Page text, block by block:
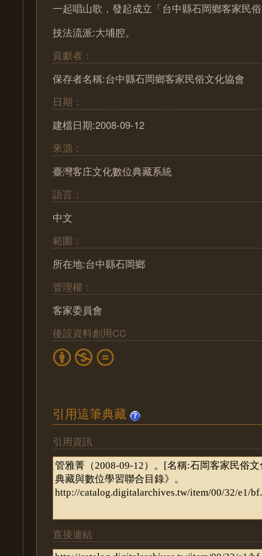
一起唱山歌，發起成立「台中縣石岡鄉客家民
技法流派:大埔腔。
貢獻者：
保存者名稱:台中縣石岡鄉客家民俗文化協會
日期：
建檔日期:2008-09-12
來源：
臺灣客庄文化數位典藏系統
語言：
中文
範圍：
所在地:台中縣石岡鄉
管理權：
客家委員會
後設資料創用CC
引用這筆典藏
引用資訊
直接連結